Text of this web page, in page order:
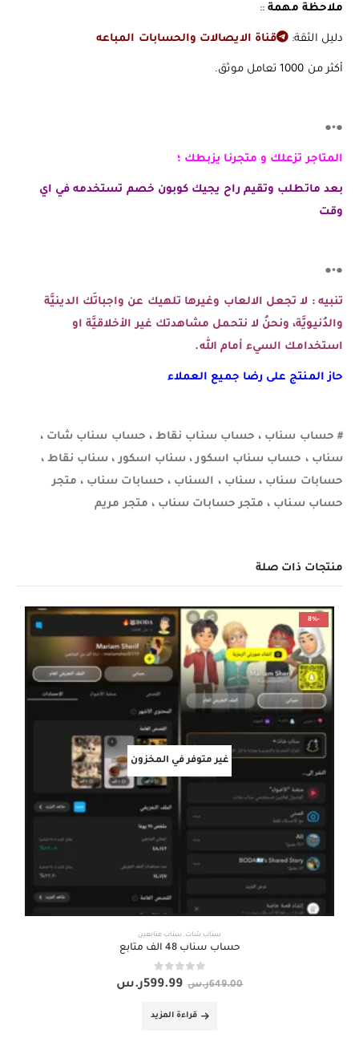
ملاحظة مهمة::
دليل الثقة: قناة الايصالات والحسابات المباعه
أكثر من 1000 تعامل موثق.
●•●
المتاجر تزعلك و متجرنا يزبطك ؛
بعد ماتطلب وتقيم راح يجيك كوبون خصم تستخدمه في اي
وقت
●•●
تنبيه : لا تجعل الالعاب وغيرها تلهيك عن واجباتَك الدينيَّة
والدُنيويَّة، ونحنُ لا نتحمل مشاهدتك غير الأخلاقيَّة او
استخدامك السيء أمام الله.
حاز المنتج على رضا جميع العملاء
# حساب سناب ، حساب سناب نقاط ، حساب سناب شات ،
سناب ، حساب سناب اسكور ، سناب اسكور ، سناب نقاط ،
حسابات سناب ، سناب ، السناب ، حسابات سناب ، متجر
حساب سناب ، متجر حسابات سناب ، متجر مريم
منتجات ذات صلة
-8%
غير متوفر في المخزون
سناب شات , سناب متابعين
حساب سناب 48 الف متابع
649.00ر.س 599.99ر.س
قراءة المزيد